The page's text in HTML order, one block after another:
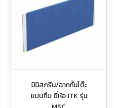
มินิสกรีน/ฉากกั้นโต๊ะ
แบบทึบ ยี่ห้อ ITK รุ่น